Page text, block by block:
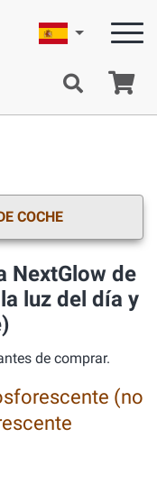
Español
COCHE
NextGlow de
luz del día y
de comprar.
(no